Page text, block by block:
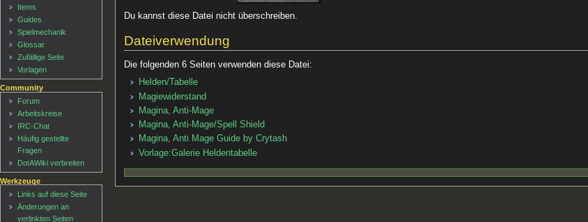
Du kannst diese Datei nicht überschreiben.
Dateiverwendung
Die folgenden 6 Seiten verwenden diese Datei:
Helden/Tabelle
Magiewiderstand
Magina, Anti-Mage
Magina, Anti-Mage/Spell Shield
Magina, Anti Mage Guide by Crytash
Vorlage:Galerie Heldentabelle
Items
Guides
Spielmechanik
Glossar
Zufällige Seite
Vorlagen
Community
Forum
Arbeitskreise
IRC-Chat
Häufig gestellte
Fragen
DotAWiki verbreiten
Werkzeuge
Links auf diese Seite
Änderungen an
verlinkten Seiten